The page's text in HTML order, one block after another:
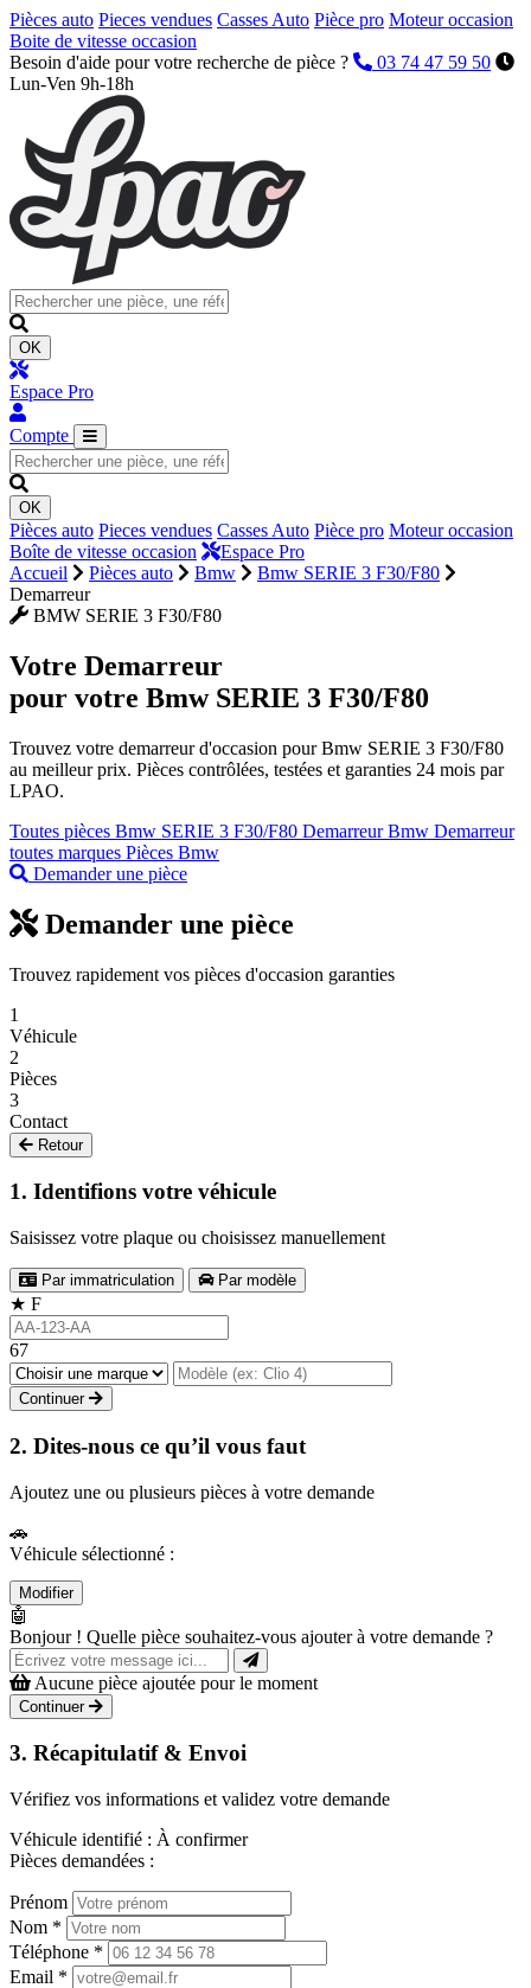
Pièces auto Pieces vendues Casses Auto Pièce pro Moteur occasion
Boite de vitesse occasion
Besoin d'aide pour votre recherche de pièce ?
03 74 47 59 50
Lun-Ven 9h-18h
OK
Espace Pro
Compte
OK
Pièces auto Pieces vendues Casses Auto Pièce pro Moteur occasion
Boîte de vitesse occasion
Espace Pro
Accueil
Pièces auto Bmw
Bmw SERIE 3 F30/F80
Demarreur
BMW SERIE 3 F30/F80
Votre Demarreur
pour votre Bmw SERIE 3 F30/F80
Trouvez votre demarreur d'occasion pour Bmw SERIE 3 F30/F80
au meilleur prix. Pièces contrôlées, testées et garanties 24 mois par
LPAO.
Toutes pièces Bmw SERIE 3 F30/F80 Demarreur Bmw Demarreur
toutes marques Pièces Bmw
Demander une pièce
Demander une pièce
Trouvez rapidement vos pièces d'occasion garanties
1
Véhicule
2
Pièces
3
Contact
Retour
1. Identifions votre véhicule
Saisissez votre plaque ou choisissez manuellement
Par immatriculation Par modèle
★ F
67
Continuer
2. Dites-nous ce qu’il vous faut
Ajoutez une ou plusieurs pièces à votre demande
🚗
Véhicule sélectionné :
Modifier
🤖
Bonjour ! Quelle pièce souhaitez-vous ajouter à votre demande ?
Aucune pièce ajoutée pour le moment
Continuer
3. Récapitulatif & Envoi
Vérifiez vos informations et validez votre demande
Véhicule identifié : À confirmer
Pièces demandées :
Prénom
Nom *
Téléphone *
Email *